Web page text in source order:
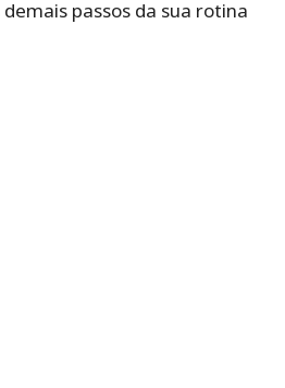
passos da sua rotina